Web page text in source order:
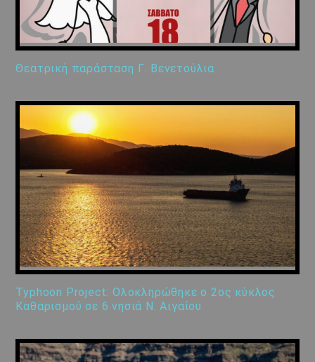
Θεατρική παράσταση Γ. Βενετούλια
Typhoon Project: Ολοκληρώθηκε ο 2ος κύκλος
Καθαρισμού σε 6 νησιά Ν. Αιγαίου